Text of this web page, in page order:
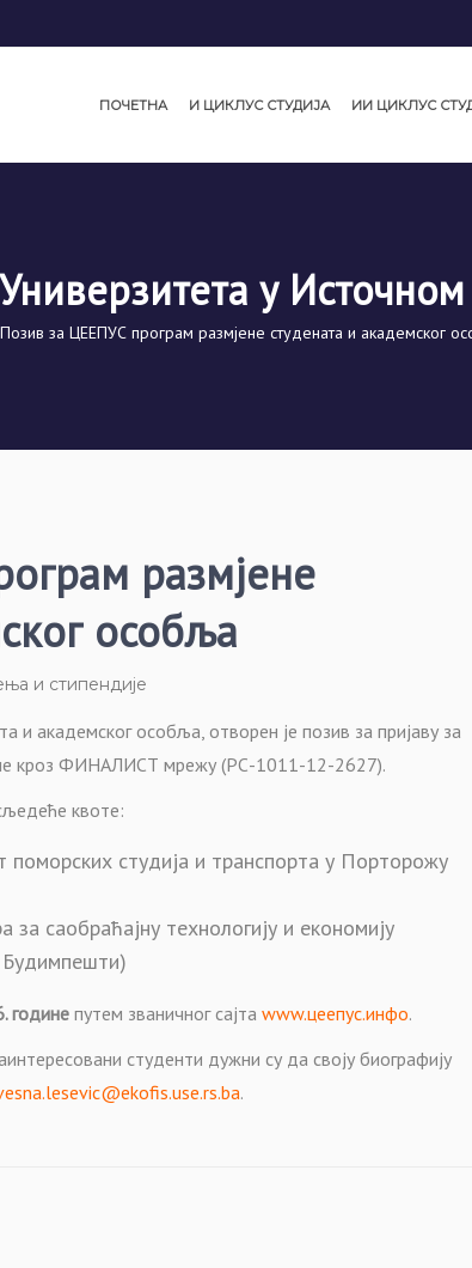
ПОЧЕТНА И ЦИКЛУС СТУДИЈА ИИ ЦИКЛУС
у Источном
Позив за ЦЕЕПУС програм размјене студената и академског
размјене
особља
и стипендије
и академског особља, отворен је позив за пријаву за
кроз ФИНАЛИСТ мрежу (РС-1011-12-2627).
квоте:
поморских студија и транспорта у Порторожу
за саобраћајну технологију и економију
Будимпешти)
годинепутем званичног сајта www.цеепус.инфо.
студенти дужни су да своју биографију
.